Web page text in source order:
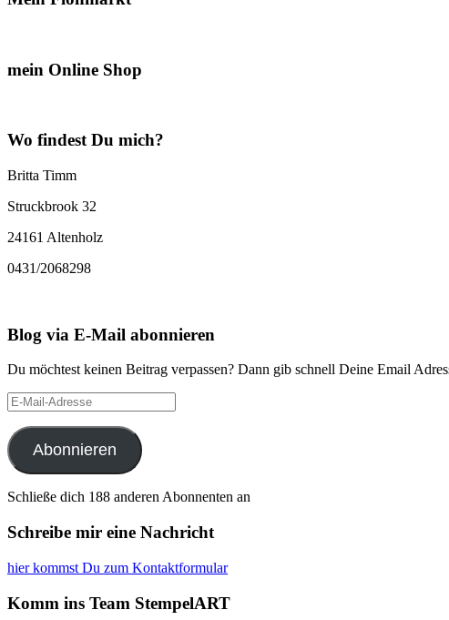
mein Online Shop
Wo findest Du mich?
Britta Timm
Struckbrook 32
24161 Altenholz
0431/2068298
Blog via E-Mail abonnieren
Du möchtest keinen Beitrag verpassen? Dann gib schnell Deine Email
E-
Mail-
Adresse
Abonnieren
Schließe dich 188 anderen Abonnenten an
Schreibe mir eine Nachricht
hier kommst Du zum Kontaktformular
Komm ins Team StempelART